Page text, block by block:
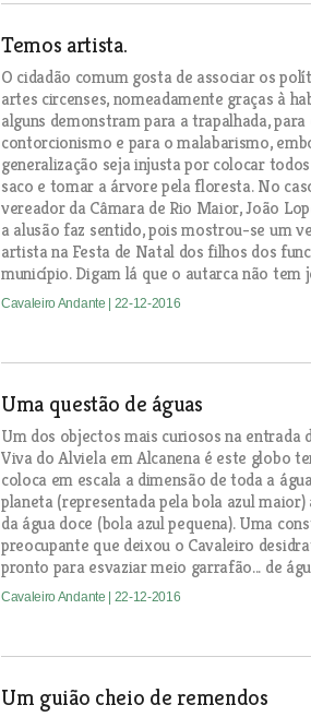
Temos artista.
O cidadão comum gosta de associar os
artes circenses, nomeadamente graças à
alguns demonstram para a trapalhada, para
contorcionismo e para o malabarismo,
generalização seja injusta por colocar
saco e tomar a árvore pela floresta. No
vereador da Câmara de Rio Maior, João
a alusão faz sentido, pois mostrou-se um
artista na Festa de Natal dos filhos dos
município. Digam lá que o autarca não tem
Cavaleiro Andante | 22-12-2016
Uma questão de águas
Um dos objectos mais curiosos na entrada
Viva do Alviela em Alcanena é este globo
coloca em escala a dimensão de toda a
planeta (representada pela bola azul maior)
da água doce (bola azul pequena). Uma
preocupante que deixou o Cavaleiro
pronto para esvaziar meio garrafão... de
Cavaleiro Andante | 22-12-2016
Um guião cheio de remendos